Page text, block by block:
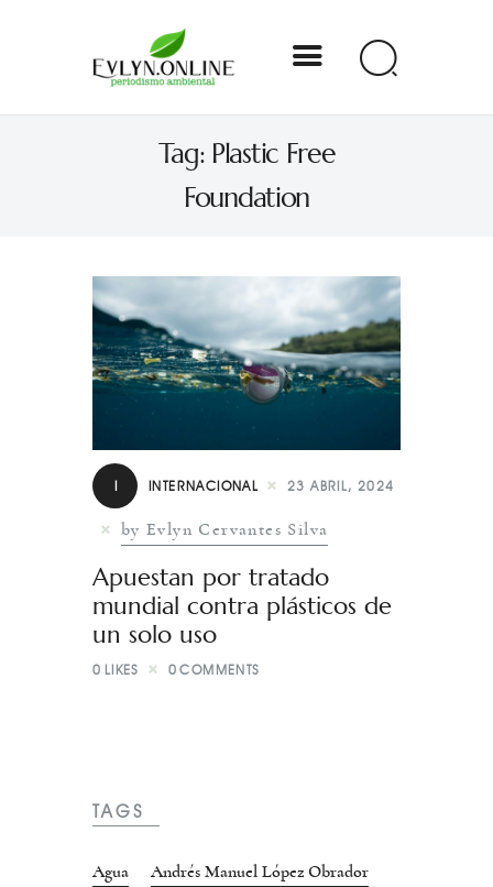
Tag: Plastic Free
Foundation
Evlyn Online
Periodismo para autogobernarse
Nacional
Estados
Especial
I INTERNACIONAL 23 ABRIL, 2024
by Evlyn Cervantes Silva
Apuestan por tratado
mundial contra plásticos de
un solo uso
0 LIKES 0 COMMENTS
TAGS
Agua
Andrés Manuel López Obrador